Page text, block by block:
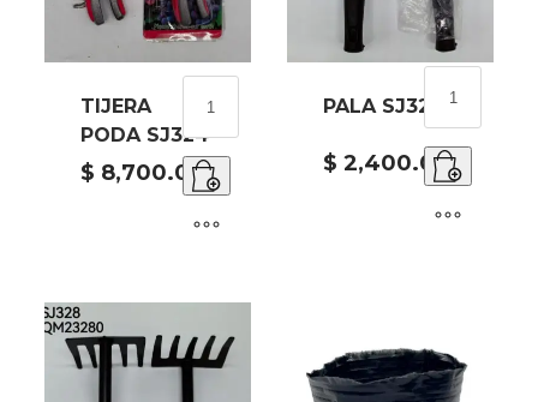
TIJERA
PODA SJ324
$ 8,700.00
PODA
SJ324
cantidad
PALA SJ329
$ 2,400.00
SJ329
cantidad